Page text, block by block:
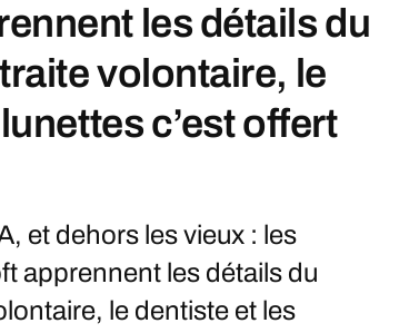
les détails du
volontaire, le
c’est offert
et dehors les vieux : les
apprennent les détails du
le dentiste et les